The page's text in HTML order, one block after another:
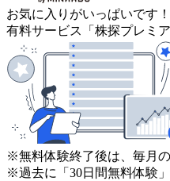
お気に入りがいっぱいです！
有料サービス「株探プレミ
※無料体験終了後は、毎月の
※過去に「30日間無料体験